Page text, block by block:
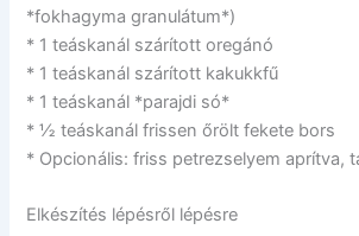
*fokhagyma granulátum*)
* 1 teáskanál szárított oregánó
* 1 teáskanál szárított kakukkfű
* 1 teáskanál *parajdi só*
* ½ teáskanál frissen őrölt fekete bors
* Opcionális: friss petrezselyem aprítva,
Elkészítés lépésről lépésre